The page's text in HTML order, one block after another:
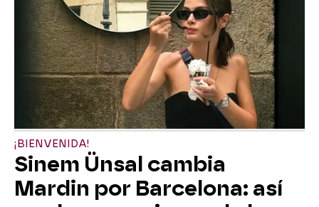
¡BIENVENIDA!
Sinem Ünsal cambia
Mardin por Barcelona: así